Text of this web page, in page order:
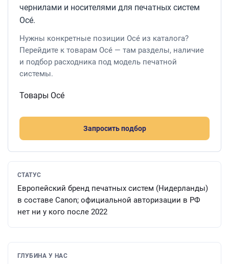
чернилами и носителями для печатных систем
Océ.
Нужны конкретные позиции Océ из каталога?
Перейдите к товарам Océ — там разделы, наличие
и подбор расходника под модель печатной
системы.
Товары Océ
Запросить подбор
СТАТУС
Европейский бренд печатных систем (Нидерланды)
в составе Canon; официальной авторизации в РФ
нет ни у кого после 2022
ГЛУБИНА У НАС